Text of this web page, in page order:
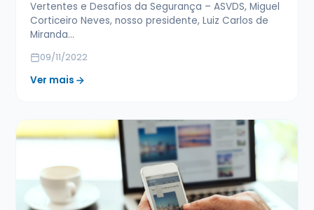
Vertentes e Desafios da Segurança – ASVDS, Miguel
Corticeiro Neves, nosso presidente, Luiz Carlos de
Miranda…
09/11/2022
Ver mais